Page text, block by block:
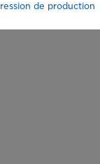
de production